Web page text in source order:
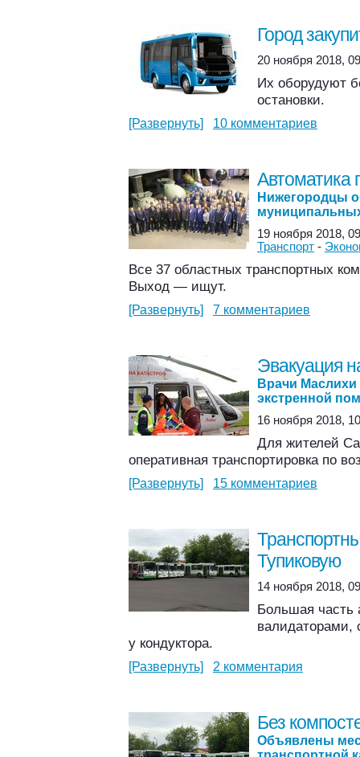
Город
20 ноября 2018,
Их оборудуют
остановки.
[Развернуть] 10 комментариев
Автоматика
Нижегородцы
19 ноября 2018,
Транспорт -
Все 37 областных транспортных
Выход — ищут.
[Развернуть] 7 комментариев
Эвакуация
Врачи
экстренной
16 ноября 2018,
Для жителей
оперативная транспортировка по
[Развернуть] 15 комментариев
Тупиковую
14 ноября 2018,
Большая часть
валидаторами,
у кондуктора.
[Развернуть] 2 комментария
Без
Объявлены